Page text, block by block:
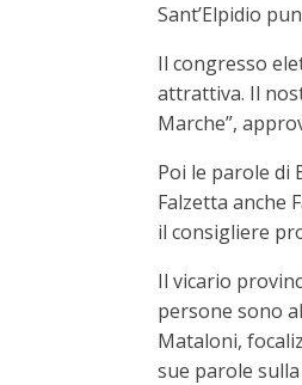
Sant’Elpidio
Il congresso
attrattiva. Il
Marche”,
Poi le parole di
Falzetta anche
il consigliere
Il vicario
persone sono
Mataloni,
sue parole